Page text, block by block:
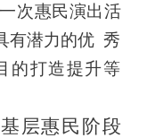
次惠民演出活
有潜力的优 秀
的打造提升等
层惠民阶段